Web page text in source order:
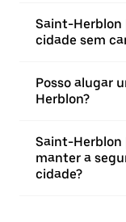
Saint-Herblon
cidade sem
Posso alugar
Herblon?
Saint-Herblon
manter a
cidade?